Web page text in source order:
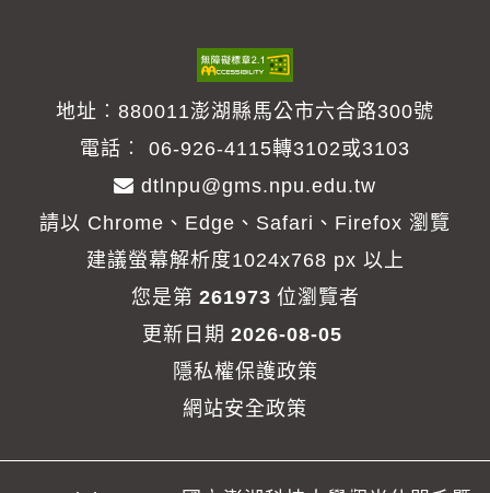
地址︰880011澎湖縣馬公市六合路300號
電話︰ 06-926-4115轉3102或3103
dtlnpu@gms.npu.edu.tw
請以 Chrome、Edge、Safari、Firefox 瀏覽
建議螢幕解析度1024x768 px 以上
您是第 261973 位瀏覽者
更新日期 2026-08-05
隱私權保護政策
網站安全政策